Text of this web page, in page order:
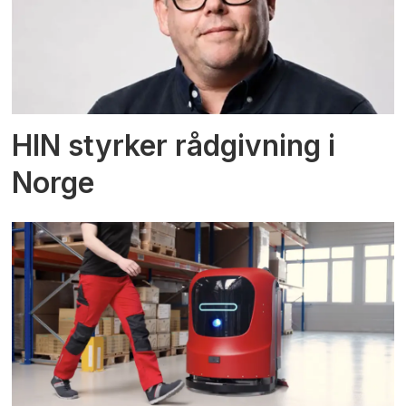
HIN styrker rådgivning i
Norge